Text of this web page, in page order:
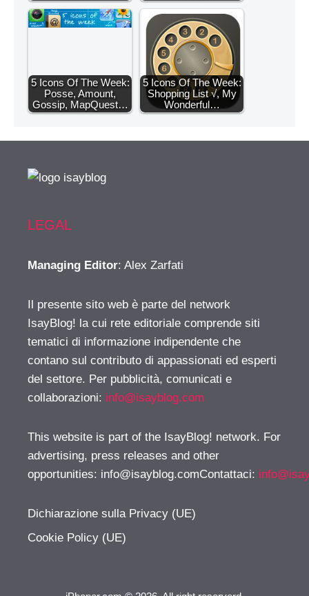
5 Icons Of The Week:
Posse, Amount,
Gossip, MapQuest…
5 Icons Of The Week:
Shopping List √, My
Wonderful…
LEGAL
Managing Editor: Alex Zarfati
Il presente sito web è parte del network
IsayBlog! la cui rete editoriale comprende siti
tematici di informazione indipendente che
contano sul contributo di appassionati ed esperti
del settore. Per pubblicità, comunicati e
collaborazioni: info@isayblog.com
This website is part of the IsayBlog! network. For
advertising, press releases and other
opportunities: info@isayblog.comContattaci:
Dichiarazione sulla Privacy (UE)
Cookie Policy (UE)